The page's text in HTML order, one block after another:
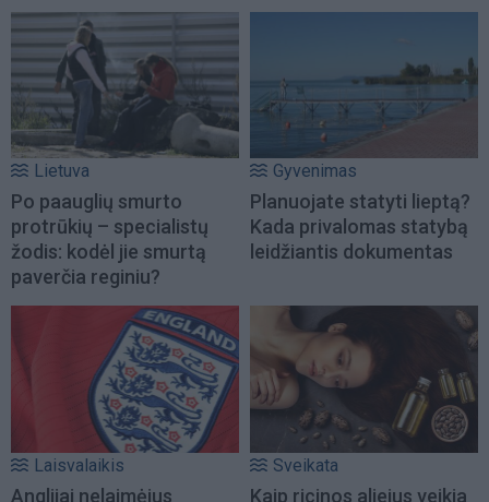
Lietuva
Po paauglių smurto
protrūkių – specialistų
žodis: kodėl jie smurtą
paverčia reginiu?
Gyvenimas
Planuojate statyti lieptą?
Kada privalomas statybą
leidžiantis dokumentas
Laisvalaikis
Anglijai nelaimėjus
Sveikata
Kaip ricinos aliejus veikia